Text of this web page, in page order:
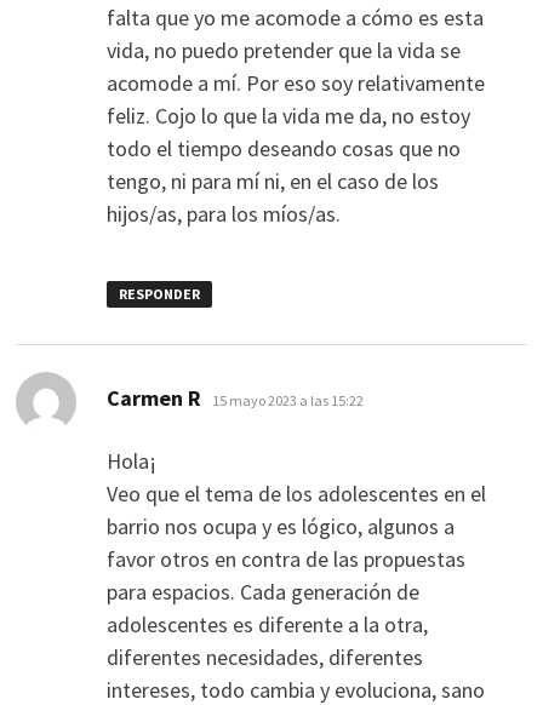
falta que yo me acomode a cómo es esta
vida, no puedo pretender que la vida se
acomode a mí. Por eso soy relativamente
feliz. Cojo lo que la vida me da, no estoy
todo el tiempo deseando cosas que no
tengo, ni para mí ni, en el caso de los
hijos/as, para los míos/as.
RESPONDER
Carmen R dice:
15 mayo 2023 a las 15:22
Hola¡
Veo que el tema de los adolescentes en el
barrio nos ocupa y es lógico, algunos a
favor otros en contra de las propuestas
para espacios. Cada generación de
adolescentes es diferente a la otra,
diferentes necesidades, diferentes
intereses, todo cambia y evoluciona, sano